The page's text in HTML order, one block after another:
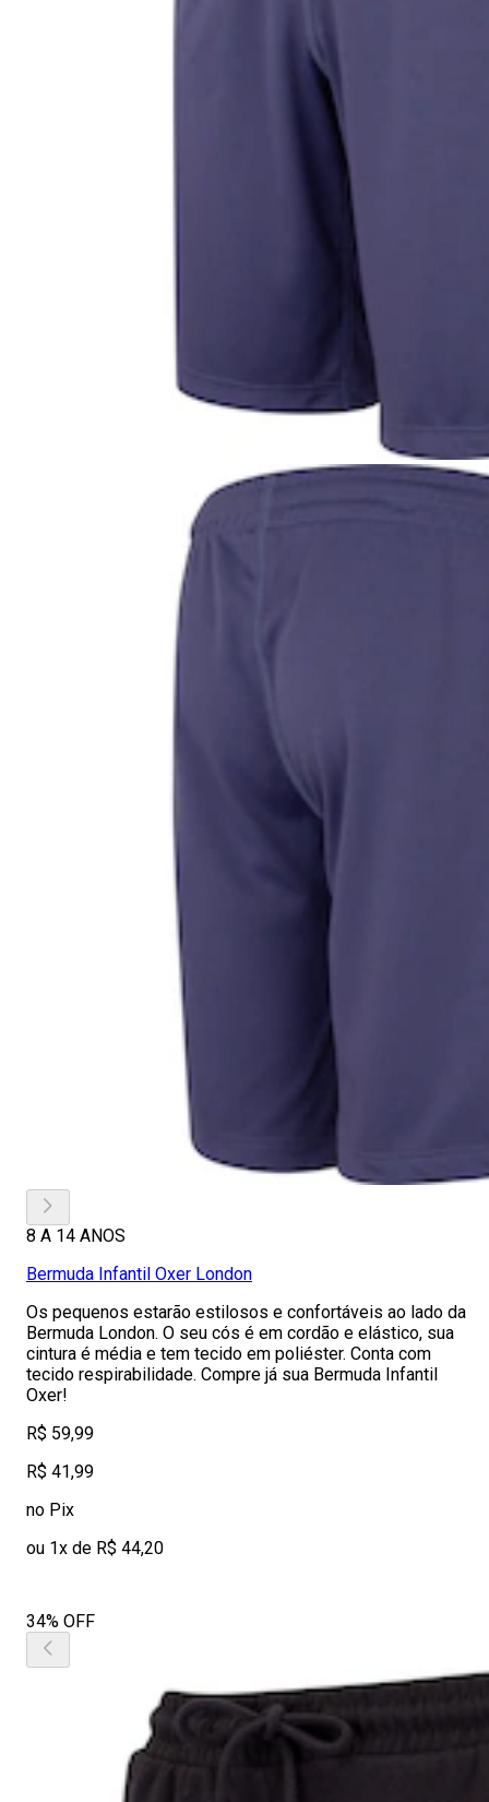
8 A 14 ANOS
Bermuda Infantil Oxer London
Os pequenos estarão estilosos e confortáveis ao lado da
Bermuda London. O seu cós é em cordão e elástico, sua
cintura é média e tem tecido em poliéster. Conta com
tecido respirabilidade. Compre já sua Bermuda Infantil
Oxer!
R$ 59,99
R$ 41,99
no Pix
ou 1x de R$ 44,20
34% OFF